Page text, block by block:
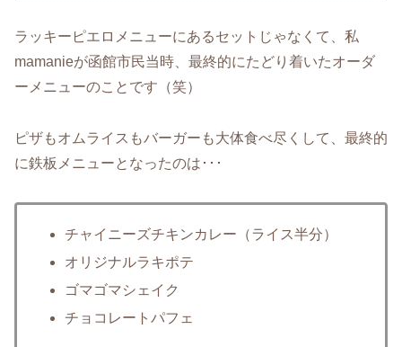
ラッキーピエロメニューにあるセットじゃなくて、私
mamanieが函館市民当時、最終的にたどり着いたオーダ
ーメニューのことです（笑）
ピザもオムライスもバーガーも大体食べ尽くして、最終的
に鉄板メニューとなったのは･･･
チャイニーズチキンカレー（ライス半分）
オリジナルラキポテ
ゴマゴマシェイク
チョコレートパフェ